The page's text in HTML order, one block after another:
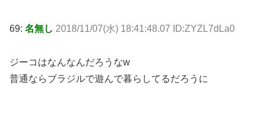
69: 名無し 2018/11/07(水) 18:41:48.07 ID:ZYZL7dLa0
ジーコはなんなんだろうなw
普通ならブラジルで遊んで暮らしてるだろうに